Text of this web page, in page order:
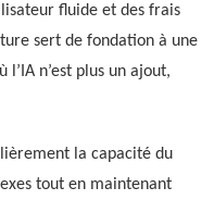
fluide et des frais
sert de fondation à une
n’est plus un ajout,
la capacité du
tout en maintenant